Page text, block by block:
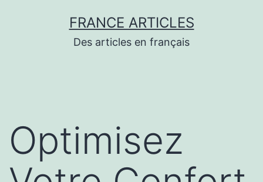
FRANCE ARTICLES
Des articles en français
Optimisez